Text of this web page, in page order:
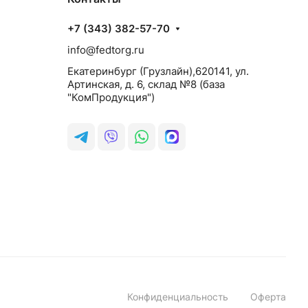
+7 (343) 382-57-70
info@fedtorg.ru
Екатеринбург (Грузлайн),620141, ул.
Артинская, д. 6, склад №8 (база
"КомПродукция")
Конфиденциальность Оферта